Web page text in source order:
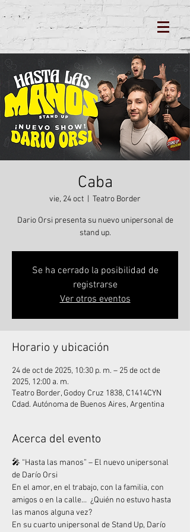
Caba
vie, 24 oct Teatro Border
Dario Orsi presenta su nuevo unipersonal de
stand up.
Se ha cerrado la posibilidad de
registrarse
Ver otros eventos
Horario y ubicación
24 de oct de 2025, 10:30 p. m. – 25 de oct de
2025, 12:00 a. m.
Teatro Border, Godoy Cruz 1838, C1414CYN
Cdad. Autónoma de Buenos Aires, Argentina
Acerca del evento
🎤 “Hasta las manos” – El nuevo unipersonal
de Darío Orsi
En el amor, en el trabajo, con la familia, con
amigos o en la calle…  ¿Quién no estuvo hasta
las manos alguna vez?
En su cuarto unipersonal de Stand Up, Darío